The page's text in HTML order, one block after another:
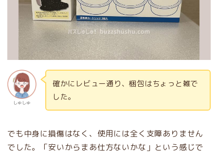
しゅしゅ
確かにレビュー通り、梱包はちょっと雑で
した。
でも中身に損傷はなく、使用には全く支障ありません
でした。「安いからまあ仕方ないかな」という感じで